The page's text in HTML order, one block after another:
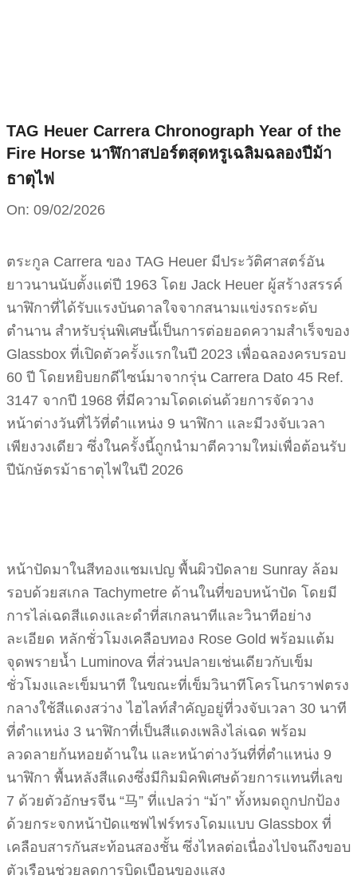
TAG Heuer Carrera Chronograph Year of the
Fire Horse นาฬิกาสปอร์ตสุดหรูเฉลิมฉลองปีม้า
ธาตุไฟ
On: 09/02/2026
ตระกูล Carrera ของ TAG Heuer มีประวัติศาสตร์อัน
ยาวนานนับตั้งแต่ปี 1963 โดย Jack Heuer ผู้สร้างสรรค์
นาฬิกาที่ได้รับแรงบันดาลใจจากสนามแข่งรถระดับ
ตำนาน สำหรับรุ่นพิเศษนี้เป็นการต่อยอดความสำเร็จของ
Glassbox ที่เปิดตัวครั้งแรกในปี 2023 เพื่อฉลองครบรอบ
60 ปี โดยหยิบยกดีไซน์มาจากรุ่น Carrera Dato 45 Ref.
3147 จากปี 1968 ที่มีความโดดเด่นด้วยการจัดวาง
หน้าต่างวันที่ไว้ที่ตำแหน่ง 9 นาฬิกา และมีวงจับเวลา
เพียงวงเดียว ซึ่งในครั้งนี้ถูกนำมาตีความใหม่เพื่อต้อนรับ
ปีนักษัตรม้าธาตุไฟในปี 2026
หน้าปัดมาในสีทองแชมเปญ พื้นผิวปัดลาย Sunray ล้อม
รอบด้วยสเกล Tachymetre ด้านในที่ขอบหน้าปัด โดยมี
การไล่เฉดสีแดงและดำที่สเกลนาทีและวินาทีอย่าง
ละเอียด หลักชั่วโมงเคลือบทอง Rose Gold พร้อมแต้ม
จุดพรายน้ำ Luminova ที่ส่วนปลายเช่นเดียวกับเข็ม
ชั่วโมงและเข็มนาที ในขณะที่เข็มวินาทีโครโนกราฟตรง
กลางใช้สีแดงสว่าง ไฮไลท์สำคัญอยู่ที่วงจับเวลา 30 นาที
ที่ตำแหน่ง 3 นาฬิกาที่เป็นสีแดงเพลิงไล่เฉด พร้อม
ลวดลายก้นหอยด้านใน และหน้าต่างวันที่ที่ตำแหน่ง 9
นาฬิกา พื้นหลังสีแดงซึ่งมีกิมมิคพิเศษด้วยการแทนที่เลข
7 ด้วยตัวอักษรจีน “马” ที่แปลว่า “ม้า” ทั้งหมดถูกปกป้อง
ด้วยกระจกหน้าปัดแซฟไฟร์ทรงโดมแบบ Glassbox ที่
เคลือบสารกันสะท้อนสองชั้น ซึ่งไหลต่อเนื่องไปจนถึงขอบ
ตัวเรือนช่วยลดการบิดเบือนของแสง